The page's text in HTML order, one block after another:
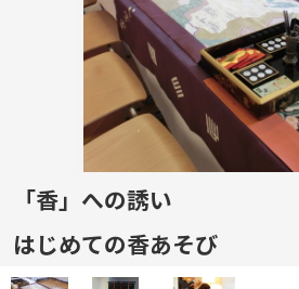
「香」への誘い
はじめての香あそび